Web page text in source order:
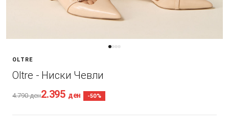
OLTRE
Oltre - Ниски Чевли
4.790ден2.395 ден -50%